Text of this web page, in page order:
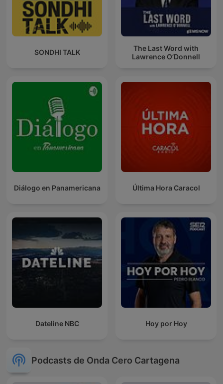
SONDHI TALK
The Last Word with
Lawrence O’Donnell
Diálogo en Panamericana Última Hora Caracol
Dateline NBC Hoy por Hoy
Podcasts de Onda Cero Cartagena